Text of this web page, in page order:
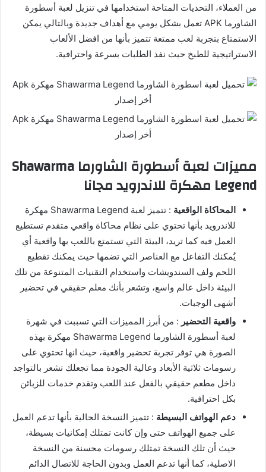
من العملاء، التحديات المتاحة استخدامها في تنزيل لعبة أسطورة
الشاورما APK تعمل بشكل يومي مع أهداف جديدة وبالتالي يمكن
الاستمتاع بتجربة لعب ممتعة تتميز بأنها من افضل الألعاب
الاستراتيجية للطبخ حيث نفذ الطلبات بسرعة واحترافية.
مميزات لعبة أسطورة الشاورما Shawarma
Legend مهكرة للاندرويد مجانا
المحاكاة الواقعية
: تتميز لعبة Shawarma Legend مهكرة
للاندرويد بأنها تحتوي على نظام محاكاة واقعي متقدم تستطيع
العمل فيه كما تريد، البيئة التي تستمتع باللعب بها واقعية أي
يٌمكنك التفاعل مع العناصر التي تضمها حيث يمكنك تقطيع
اللحم ولف السندويشات واستخدام التقنيات المتنوعة من تلك
البيئة داخل عالم واسع، وتشعر بأنك معلم حقيقي في تحضير
أشهى الوجبات.
واقعية التحضير : من أبرز المميزات التي تسببت في شهرة
لعبة أسطورة الشاورما Shawarma Legend مهكرة بهذه
الصورة هي توفر تجربة تحضير واقعية، حيث انها تحتوي على
رسومات ثلاثية الأبعاد وعالية الجودة مما تجعلك تشعر بالتواجد
داخل مطعم حقيقي بالفعل عند اللعب وتقدم خدمات للزبائن
بكل احترافية.
دعم الهواتف البسيطة : تتميز النسخة الحالية بأنها تدعم العمل
على جميع الهواتف حتى وإن كانت تمتلك إمكانيات بسيطة،
حيث أن تلك النسخة تمتلك رسومات محسنة من النسخة
الاصلية، كما أنها تدعم العمل وبدون الحاجة للاتصال الدائم